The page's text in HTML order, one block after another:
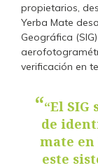
propietarios,
Yerba Mate
Geográfica
verificación en
“El
de
mate en
este